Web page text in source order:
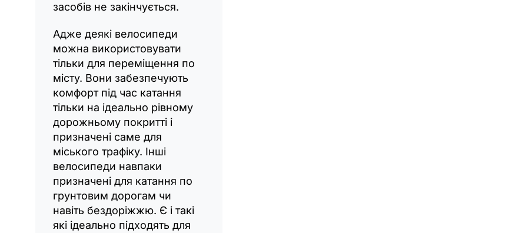
засобів не закінчується.
Адже деякі велосипеди
можна використовувати
тільки для переміщення по
місту. Вони забезпечують
комфорт під час катання
тільки на ідеально рівному
дорожньому покритті і
призначені саме для
міського трафіку. Інші
велосипеди навпаки
призначені для катання по
грунтовим дорогам чи
навіть бездоріжжю. Є і такі
які ідеально підходять для